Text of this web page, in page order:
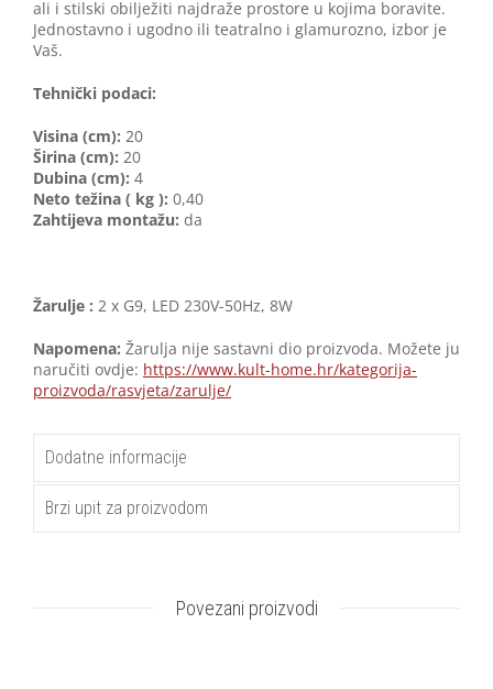
ali i stilski obilježiti najdraže prostore u kojima boravite.
Jednostavno i ugodno ili teatralno i glamurozno, izbor je
Vaš.
Tehnički podaci:
Visina (cm): 20
Širina (cm): 20
Dubina (cm): 4
Neto težina ( kg ): 0,40
Zahtijeva montažu: da
Žarulje : 2 x G9, LED 230V-50Hz, 8W
Napomena: Žarulja nije sastavni dio proizvoda. Možete ju
naručiti ovdje: https://www.kult-home.hr/kategorija-
proizvoda/rasvjeta/zarulje/
Dodatne informacije
Brzi upit za proizvodom
Povezani proizvodi